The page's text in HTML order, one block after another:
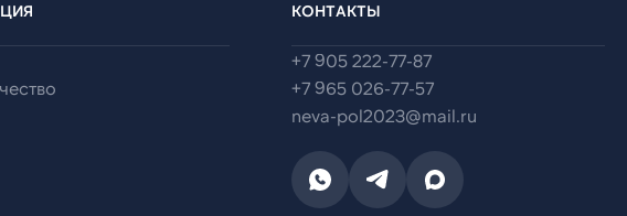
КОНТАКТЫ
+7 905 222-77-87
+7 965 026-77-57
neva-pol2023@mail.ru